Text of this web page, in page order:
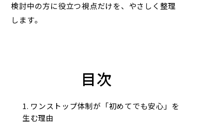
検討中の方に役立つ視点だけを、やさしく整理
します。
目次
ワンストップ体制が「初めてでも安心」を
生む理由